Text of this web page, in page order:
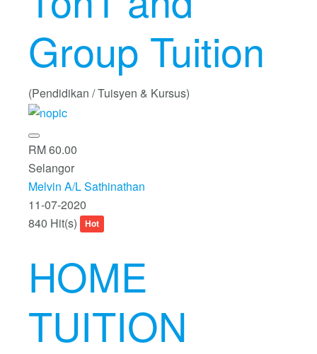
Group Tuition
(Pendidikan / Tuisyen & Kursus)
RM 60.00
Selangor
Melvin A/L Sathinathan
11-07-2020
840 Hit(s)
Hot
HOME
TUITION